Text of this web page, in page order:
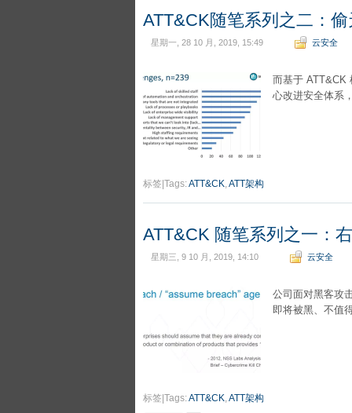
ATT&CK随笔系列之二：
星期一, 28 10 月, 2019, 15:49 云安全
而基于 ATT&CK
心改进安全体系
标签|Tags:ATT&CK,ATT架构
ATT&CK 随笔系列之一：
星期三, 9 10 月, 2019, 14:10 云安全
公司面对黑客攻
即将被黑、不值
标签|Tags:ATT&CK,ATT架构